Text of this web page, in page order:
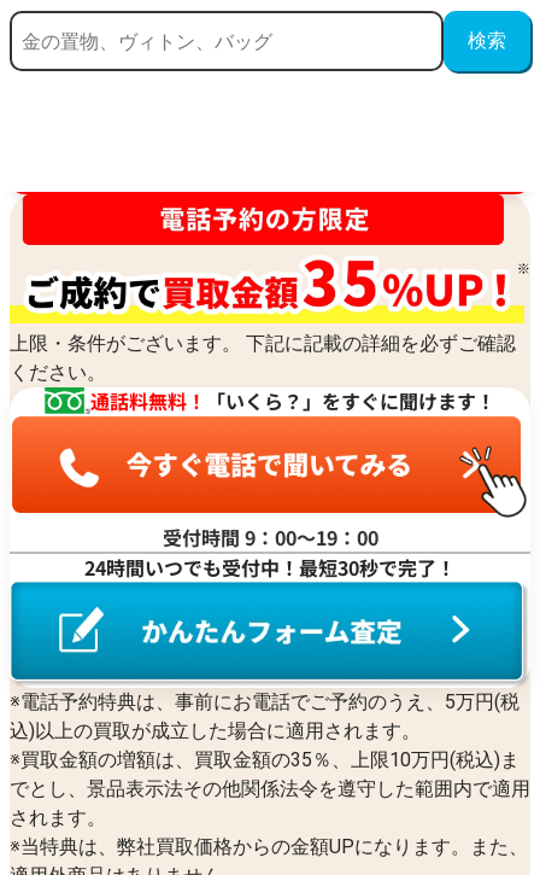
上限・条件がございます。 下記に記載の詳細を必ずご確認
ください。
通話料無料！ 「いくら？」をすぐに聞けます！
受付時間 9：00〜19：00
24時間いつでも受付中！最短30秒で完了！
※電話予約特典は、事前にお電話でご予約のうえ、5万円(税
込)以上の買取が成立した場合に適用されます。
※買取金額の増額は、買取金額の35％、上限10万円(税込)ま
でとし、景品表示法その他関係法令を遵守した範囲内で適用
されます。
※当特典は、弊社買取価格からの金額UPになります。また、